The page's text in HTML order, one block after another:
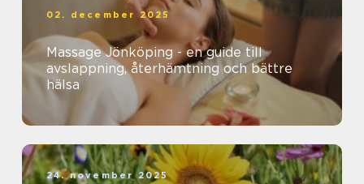
02. december 2025
Massage Jönköping - en guide till
avslappning, återhämtning och bättre
hälsa
24. november 2025